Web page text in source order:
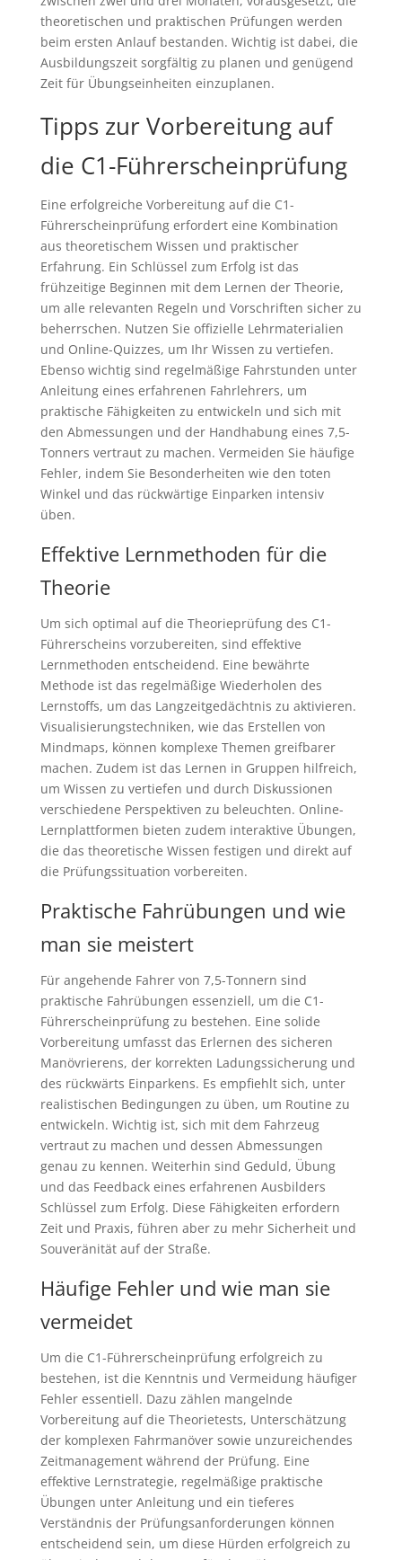
theoretischen und praktischen Prüfungen werden
beim ersten Anlauf bestanden. Wichtig ist dabei, die
Ausbildungszeit sorgfältig zu planen und genügend
Zeit für Übungseinheiten einzuplanen.
Tipps zur Vorbereitung auf
die C1-Führerscheinprüfung
Eine erfolgreiche Vorbereitung auf die C1-
Führerscheinprüfung erfordert eine Kombination
aus theoretischem Wissen und praktischer
Erfahrung. Ein Schlüssel zum Erfolg ist das
frühzeitige Beginnen mit dem Lernen der Theorie,
um alle relevanten Regeln und Vorschriften sicher zu
beherrschen. Nutzen Sie offizielle Lehrmaterialien
und Online-Quizzes, um Ihr Wissen zu vertiefen.
Ebenso wichtig sind regelmäßige Fahrstunden unter
Anleitung eines erfahrenen Fahrlehrers, um
praktische Fähigkeiten zu entwickeln und sich mit
den Abmessungen und der Handhabung eines 7,5-
Tonners vertraut zu machen. Vermeiden Sie häufige
Fehler, indem Sie Besonderheiten wie den toten
Winkel und das rückwärtige Einparken intensiv
üben.
Effektive Lernmethoden für die
Theorie
Um sich optimal auf die Theorieprüfung des C1-
Führerscheins vorzubereiten, sind effektive
Lernmethoden entscheidend. Eine bewährte
Methode ist das regelmäßige Wiederholen des
Lernstoffs, um das Langzeitgedächtnis zu aktivieren.
Visualisierungstechniken, wie das Erstellen von
Mindmaps, können komplexe Themen greifbarer
machen. Zudem ist das Lernen in Gruppen hilfreich,
um Wissen zu vertiefen und durch Diskussionen
verschiedene Perspektiven zu beleuchten. Online-
Lernplattformen bieten zudem interaktive Übungen,
die das theoretische Wissen festigen und direkt auf
die Prüfungssituation vorbereiten.
Praktische Fahrübungen und wie
man sie meistert
Für angehende Fahrer von 7,5-Tonnern sind
praktische Fahrübungen essenziell, um die C1-
Führerscheinprüfung zu bestehen. Eine solide
Vorbereitung umfasst das Erlernen des sicheren
Manövrierens, der korrekten Ladungssicherung und
des rückwärts Einparkens. Es empfiehlt sich, unter
realistischen Bedingungen zu üben, um Routine zu
entwickeln. Wichtig ist, sich mit dem Fahrzeug
vertraut zu machen und dessen Abmessungen
genau zu kennen. Weiterhin sind Geduld, Übung
und das Feedback eines erfahrenen Ausbilders
Schlüssel zum Erfolg. Diese Fähigkeiten erfordern
Zeit und Praxis, führen aber zu mehr Sicherheit und
Souveränität auf der Straße.
Häufige Fehler und wie man sie
vermeidet
Um die C1-Führerscheinprüfung erfolgreich zu
bestehen, ist die Kenntnis und Vermeidung häufiger
Fehler essentiell. Dazu zählen mangelnde
Vorbereitung auf die Theorietests, Unterschätzung
der komplexen Fahrmanöver sowie unzureichendes
Zeitmanagement während der Prüfung. Eine
effektive Lernstrategie, regelmäßige praktische
Übungen unter Anleitung und ein tieferes
Verständnis der Prüfungsanforderungen können
entscheidend sein, um diese Hürden erfolgreich zu